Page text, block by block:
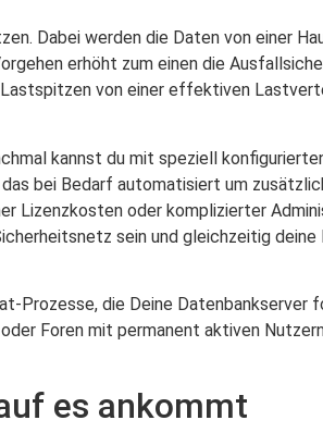
Dabei werden die Daten von einer
erhöht zum einen die
von einer effektiven
kannst du mit speziell
bei Bedarf automatisiert um
Lizenzkosten oder komplizierter
sein und gleichzeitig
Prozesse, die Deine Datenbankserver
Foren mit permanent aktiven
es ankommt